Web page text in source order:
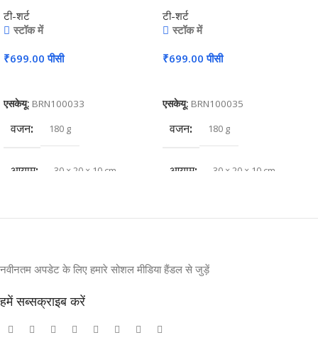
टी-शर्ट
स्टॉक में
₹699.00 पीसी
एसकेयू: BRN100033
वजन 180 g
आयाम 30 × 20 × 10 cm
टी-शर्ट
स्टॉक में
₹699.00 पीसी
एसकेयू: BRN100035
वजन 180 g
आयाम 30 × 20 × 10 cm
नवीनतम अपडेट के लिए हमारे सोशल मीडिया हैंडल से जुड़ें
हमें सब्सक्राइब करें